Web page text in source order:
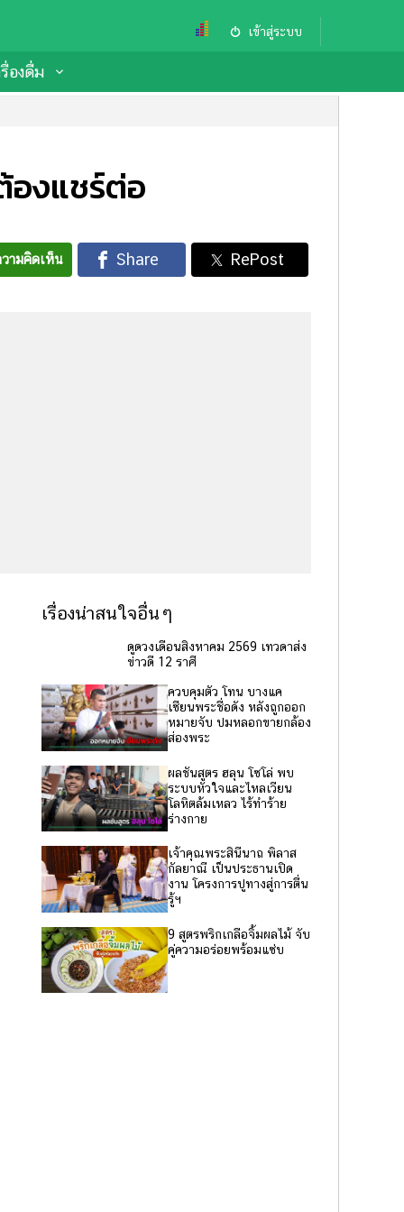
เข้าสู่ระบบ
องดื่ม
องแชร์ต่อ
ามคิดเห็น
เรื่องน่าสนใจอื่นๆ
ดูดวงเดือนสิงหาคม 2569 เทวดาส่ง
ข่าวดี 12 ราศี
ควบคุมตัว โทน บางแค
เซียนพระชื่อดัง หลังถูกออก
หมายจับ ปมหลอกขายกล้อง
ส่องพระ
ผลชันสูตร ฮลุน โซโล่ พบ
ระบบหัวใจและไหลเวียน
โลหิตล้มเหลว ไร้ทำร้าย
ร่างกาย
เจ้าคุณพระสินีนาถ พิลาส
กัลยาณี เป็นประธานเปิด
งาน โครงการปูทางสู่การตื่น
รู้ฯ
9 สูตรพริกเกลือจิ้มผลไม้ จับ
คู่ความอร่อยพร้อมแซ่บ